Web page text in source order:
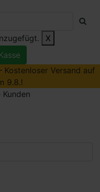
X
Kostenloser Versand auf
9.8.!